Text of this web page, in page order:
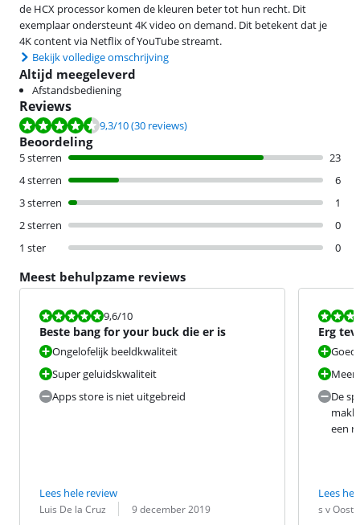
de HCX processor komen de kleuren beter tot hun recht. Dit
exemplaar ondersteunt 4K video on demand. Dit betekent dat je
4K content via Netflix of YouTube streamt.
Bekijk volledige omschrijving
Altijd meegeleverd
Afstandsbediening
Reviews
Beoordeling is 9,3 van de 10, gebaseerd op 30 reviews.
9,3/10(30 reviews)
Beoordeling
5 sterren
23
4 sterren
6
3 sterren
1
2 sterren
0
1 ster
0
Meest behulpzame reviews
Beoordeling is 9,6 van de 10.
9,6/10
Beste bang for your buck die er is
Ongelofelijk beeldkwaliteit
Super geluidskwaliteit
Apps store is niet uitgebreid
Lees hele review
Beoordeling door:
Luis De la Cruz
Datum: 9 december 2019
Erg
Goed
De
een
Lees
s v
Datum: